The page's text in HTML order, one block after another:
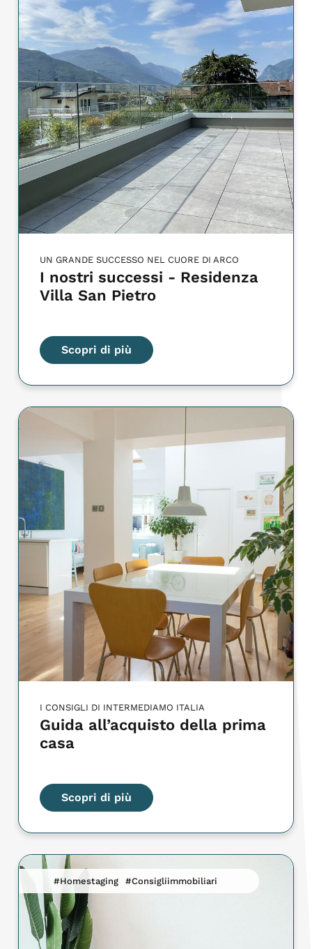
UN GRANDE SUCCESSO NEL CUORE DI ARCO
I nostri successi - Residenza
Villa San Pietro
Scopri di più
I CONSIGLI DI INTERMEDIAMO ITALIA
Guida all’acquisto della prima
casa
Scopri di più
#Homestaging #Consigliimmobiliari